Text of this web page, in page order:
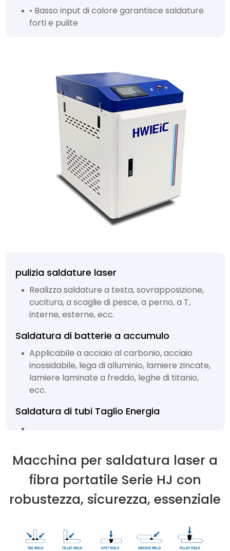
• Basso input di calore garantisce saldature
forti e pulite
pulizia saldature laser
Realizza saldature a testa, sovrapposizione,
cucitura, a scaglie di pesce, a perno, a T,
interne, esterne, ecc.
Saldatura di batterie a accumulo
Applicabile a acciaio al carbonio, acciaio
inossidabile, lega di alluminio, lamiere zincate,
lamiere laminate a freddo, leghe di titanio,
ecc.
Saldatura di tubi Taglio Energia
Macchina per saldatura laser a
fibra portatile Serie HJ con
robustezza, sicurezza, essenziale